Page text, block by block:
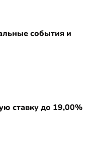
события и
ставку до 19,00%